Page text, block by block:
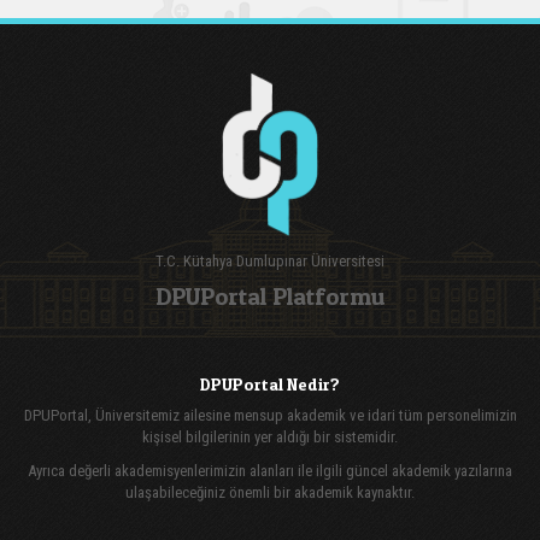
T.C. Kütahya Dumlupınar Üniversitesi
DPUPortal Platformu
DPUPortal Nedir?
DPUPortal, Üniversitemiz ailesine mensup akademik ve idari tüm personelimizin
kişisel bilgilerinin yer aldığı bir sistemidir.
Ayrıca değerli akademisyenlerimizin alanları ile ilgili güncel akademik yazılarına
ulaşabileceğiniz önemli bir akademik kaynaktır.